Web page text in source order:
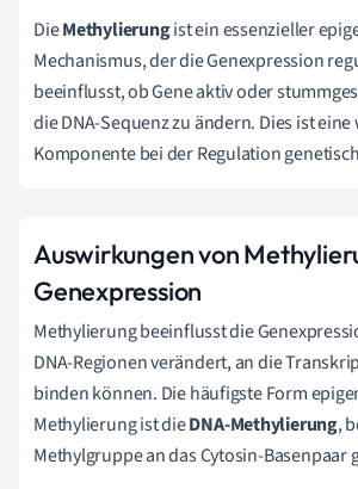
DieMethylierungist ein essenzieller
Mechanismus, der die Genexpression
beeinflusst, ob Gene aktiv oder
die DNA-Sequenz zu ändern. Dies ist
Komponente bei der Regulation
Auswirkungen von
Genexpression
Methylierung beeinflusst die
DNA-Regionen verändert, an die
binden können. Die häufigste Form
Methylierung ist dieDNA-Methylierung,
Methylgruppe an das Cytosin-Basenpaar